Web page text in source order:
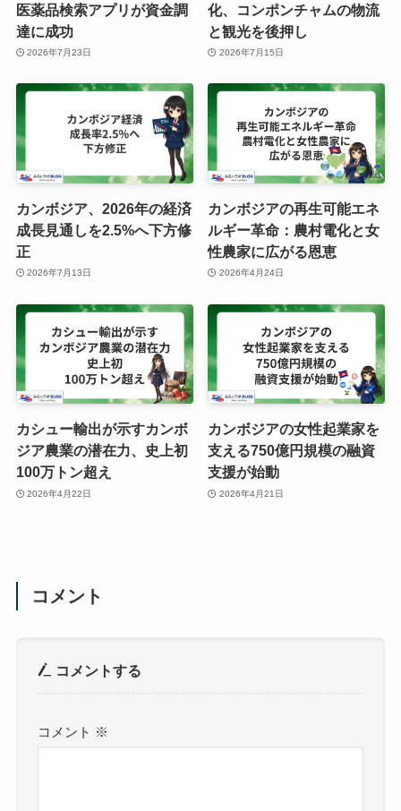
医薬品検索アプリが資金調
達に成功
2026年7月23日
化、コンポンチャムの物流
と観光を後押し
2026年7月15日
カンボジア、2026年の経済
成長見通しを2.5%へ下方修
正
2026年7月13日
カンボジアの再生可能エネ
ルギー革命：農村電化と女
性農家に広がる恩恵
2026年4月24日
カシュー輸出が示すカンボ
ジア農業の潜在力、史上初
100万トン超え
2026年4月22日
カンボジアの女性起業家を
支える750億円規模の融資
支援が始動
2026年4月21日
コメント
コメントする
コメント ※